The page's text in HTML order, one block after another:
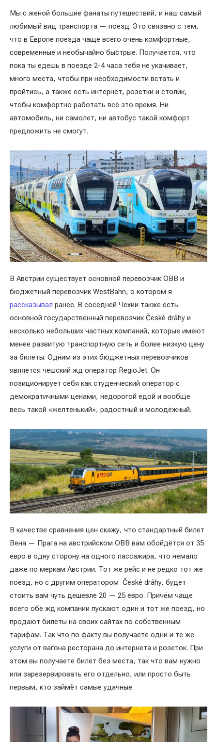
Мы с женой большие фанаты путешествий, и наш самый
любимый вид транспорта — поезд. Это связано с тем,
что в Европе поезда чаще всего очень комфортные,
современные и необычайно быстрые. Получается, что
пока ты едешь в поезде 2-4 часа тебя не укачивает,
много места, чтобы при необходимости встать и
пройтись, а также есть интернет, розетки и столик,
чтобы комфортно работать всё это время. Ни
автомобиль, ни самолет, ни автобус такой комфорт
предложить не смогут.
В Австрии существует основной перевозчик OBB и
бюджетный перевозчик WestBahn, о котором я
рассказывал ранее. В соседней Чехии также есть
основной государственный перевозчик České dráhy и
несколько небольших частных компаний, которые имеют
менее развитую транспортную сеть и более низкую цену
за билеты. Одним из этих бюджетных перевозчиков
является чешский жд оператор RegioJet. Он
позиционирует себя как студенческий оператор с
демократичными ценами, недорогой едой и вообще
весь такой «жёлтенький», радостный и молодёжный.
В качестве сравнения цен скажу, что стандартный билет
Вена — Прага на австрийском OBB вам обойдётся от 35
евро в одну сторону на одного пассажира, что немало
даже по меркам Австрии. Тот же рейс и не редко тот же
поезд, но с другим оператором České dráhy, будет
стоить вам чуть дешевле 20 — 25 евро. Причём чаще
всего обе жд компании пускают один и тот же поезд, но
продают билеты на своих сайтах по собственным
тарифам. Так что по факту вы получаете одни и те же
услуги от вагона ресторана до интернета и розеток. При
этом вы получаете билет без места, так что вам нужно
или зарезервировать его отдельно, или просто быть
первым, кто займёт самые удачные.